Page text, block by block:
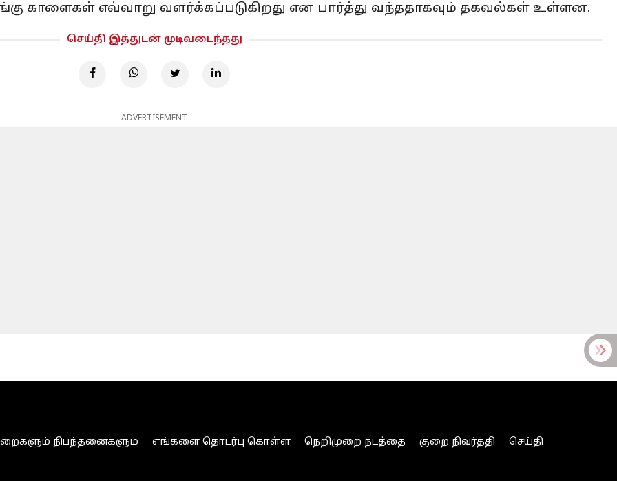
காளைகள் எவ்வாறு வளர்க்கப்படுகிறது என பார்த்து வந்ததாகவும் தகவல்கள் உள்ளன.
செய்தி இத்துடன் முடிவடைந்தது
ADVERTISEMENT
நிபந்தனைகளும் எங்களை தொடர்பு கொள்ள நெறிமுறை நடத்தை குறை நிவர்த்தி
செய்தி